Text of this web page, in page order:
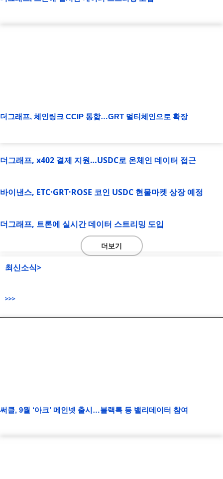
더그래프, 체인링크 CCIP 통합…GRT 멀티체인으로 확장
더그래프, x402 결제 지원…USDC로 온체인 데이터 접근
바이낸스, ETC·GRT·ROSE 코인 USDC 현물마켓 상장 예정
더그래프, 트론에 실시간 데이터 스트리밍 도입
더보기
최신소식>
>>>
써클, 9월 ‘아크’ 메인넷 출시…블랙록 등 밸리데이터 참여